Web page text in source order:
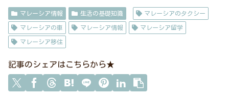
マレーシア情報 生活の基礎知識 マレーシアのタクシー
マレーシアの車 マレーシア情報 マレーシア留学
マレーシア移住
記事のシェアはこちらから★